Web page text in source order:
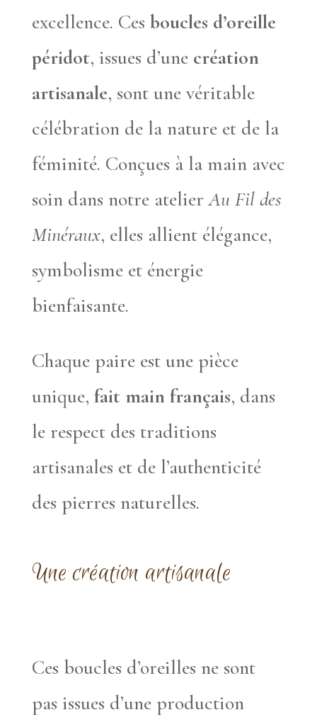
excellence. Ces boucles d’oreille
péridot, issues d’une création
artisanale, sont une véritable
célébration de la nature et de la
féminité. Conçues à la main avec
soin dans notre atelierAu Fil des
Minéraux, elles allient élégance,
symbolisme et énergie
bienfaisante.
Chaque paire est une pièce
unique, fait main français, dans
le respect des traditions
artisanales et de l’authenticité
des pierres naturelles.
Une création artisanale
Ces boucles d’oreilles ne sont
pas issues d’une production